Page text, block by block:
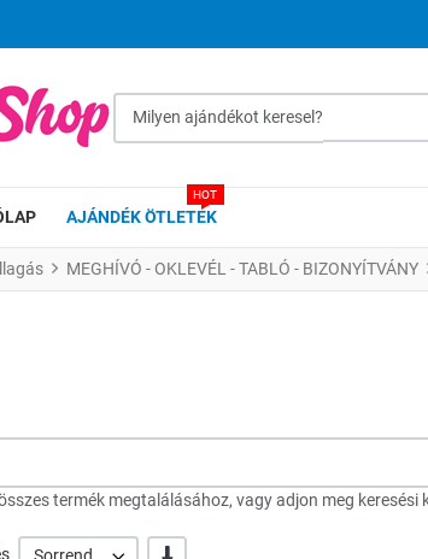
AJÁNDÉK ÖTLETEK
HOT
MEGHÍVÓ - OKLEVÉL - TABLÓ - BIZONYÍTVÁNY
termék megtalálásához, vagy adjon meg
Sorrend -/+